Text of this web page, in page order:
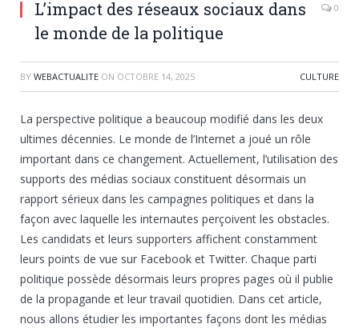
L’impact des réseaux sociaux dans
le monde de la politique
0
BY WEBACTUALITE ON OCTOBRE 14, 2025 CULTURE
La perspective politique a beaucoup modifié dans les deux
ultimes décennies. Le monde de l’Internet a joué un rôle
important dans ce changement. Actuellement, l’utilisation des
supports des médias sociaux constituent désormais un
rapport sérieux dans les campagnes politiques et dans la
façon avec laquelle les internautes perçoivent les obstacles.
Les candidats et leurs supporters affichent constamment
leurs points de vue sur Facebook et Twitter. Chaque parti
politique possède désormais leurs propres pages où il publie
de la propagande et leur travail quotidien. Dans cet article,
nous allons étudier les importantes façons dont les médias